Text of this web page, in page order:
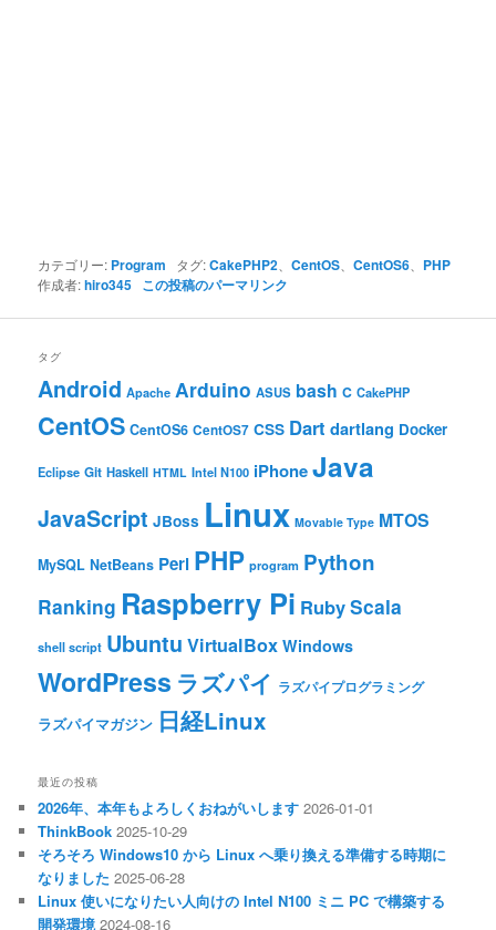
カテゴリー: Program タグ:CakePHP2 、CentOS 、CentOS6 PHP
作成者:hiro345 この投稿のパーマリンク
タグ
Android Apache Arduino ASUS bash C CakePHP
CentOS CentOS6 CentOS7 CSS Dart dartlang Docker
Eclipse Git Haskell HTML Intel N100 iPhoneJava
JavaScript JBoss Linux Movable Type MTOS
MySQL NetBeans Perl PHP program Python
Ranking Raspberry Pi RubyScala
shell script Ubuntu VirtualBox Windows
WordPress ラズパイ ラズパイプログラミング
ラズパイマガジン 日経Linux
最近の投稿
2026年、本年もよろしくおねがいします 2026-01-01
ThinkBook 2025-10-29
そろそろ Windows10 から Linux へ乗り換える準備する時期に
なりました 2025-06-28
Linux 使いになりたい人向けの Intel N100 ミニ PC で構築する
開発環境 2024-08-16